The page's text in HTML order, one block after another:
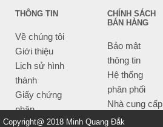
THÔNG TIN
Về chúng tôi
Giới thiệu
Lịch sử hình
thành
Giấy chứng
nhận
CHÍNH SÁCH
BÁN HÀNG
Bảo mật
thông tin
Hệ thống
phân phối
Nhà cung cấp
Tiêu chí bán
Copyright@ 2018 Minh Quang Đắk